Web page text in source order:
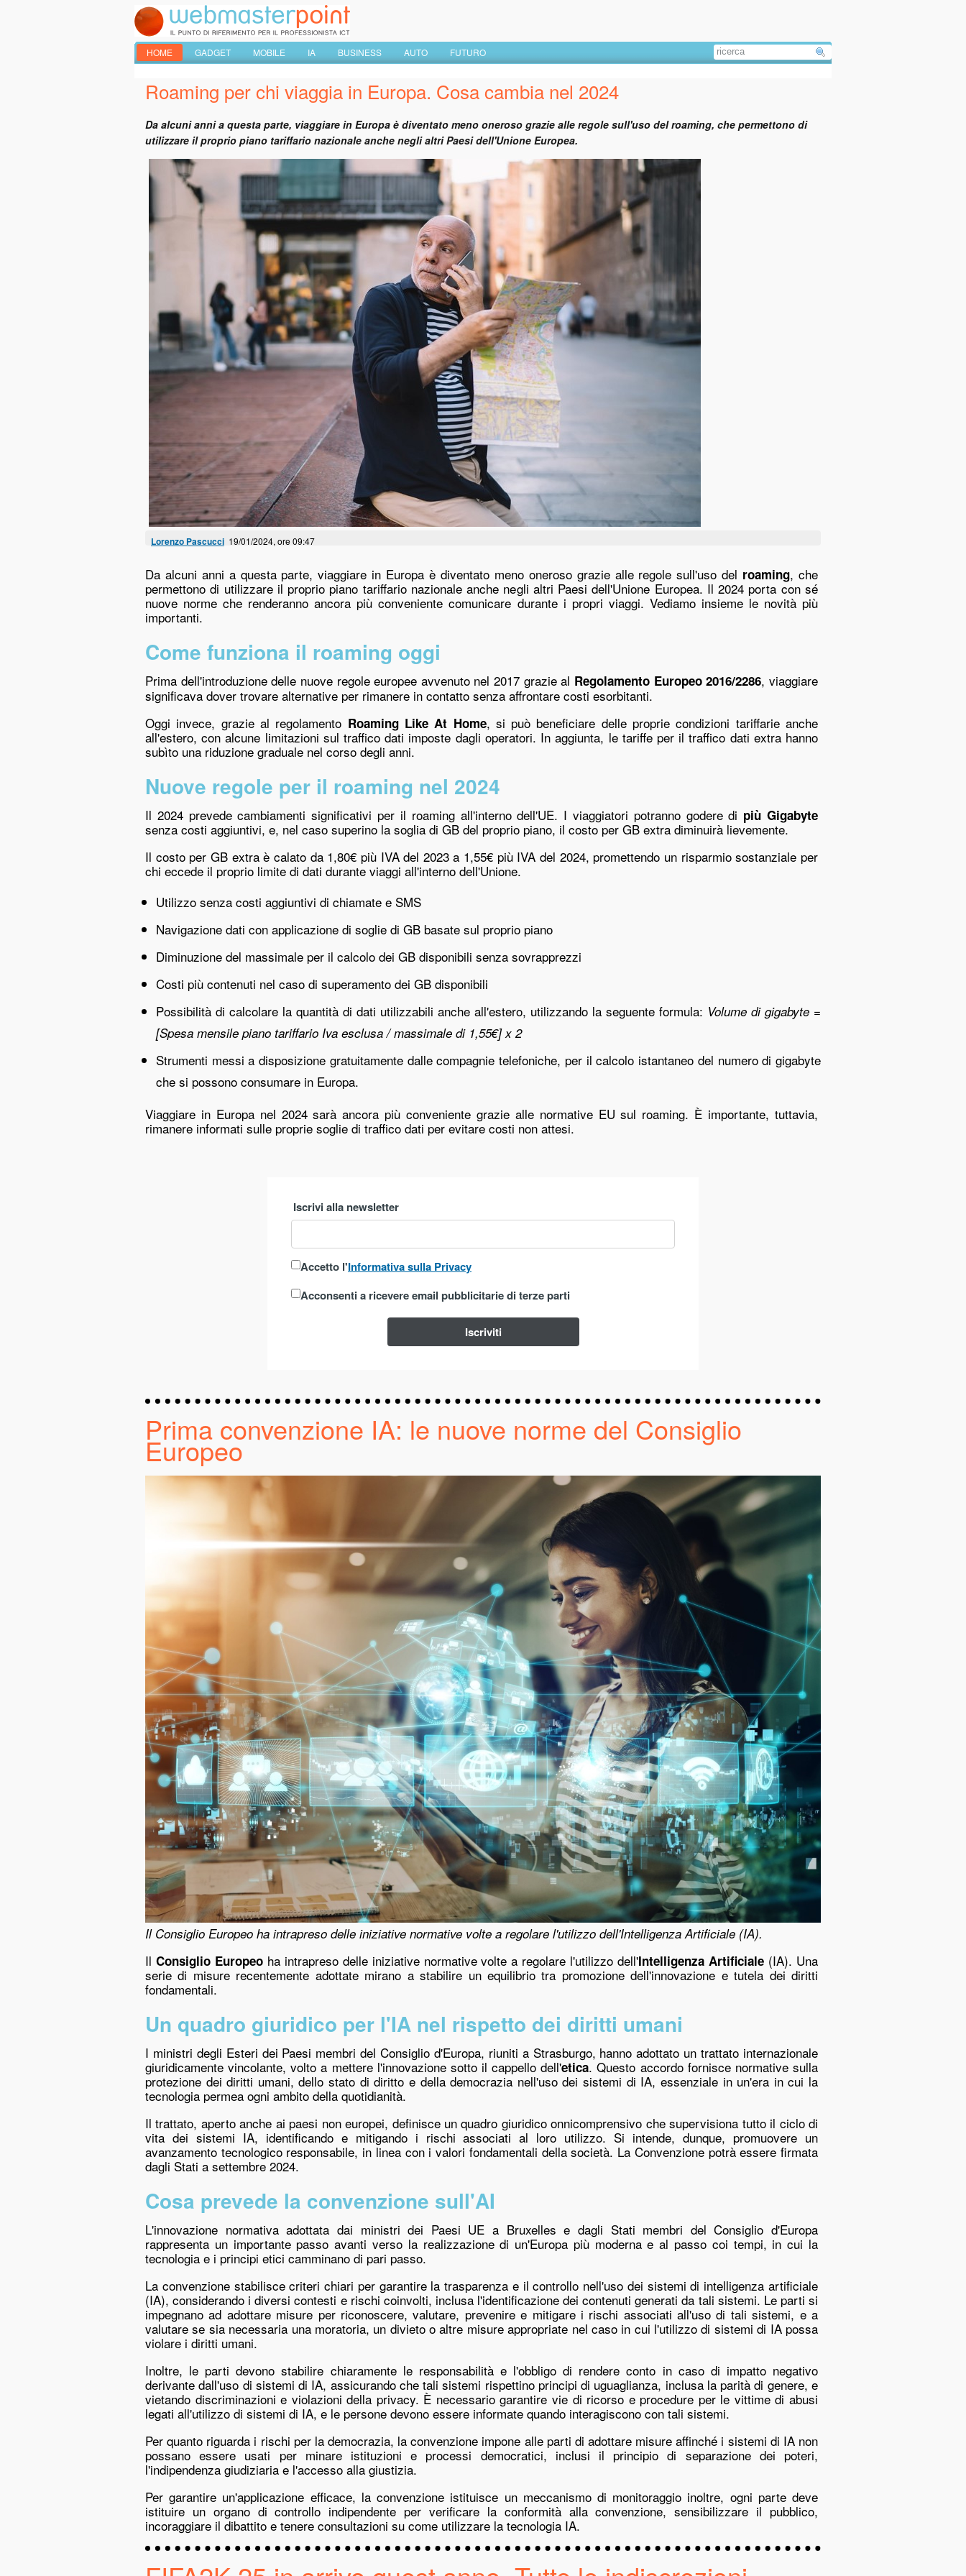
HOME GADGET MOBILE IA BUSINESS AUTO FUTURO
Roaming per chi viaggia in Europa. Cosa cambia nel 2024
Da alcuni anni a questa parte, viaggiare in Europa è diventato meno oneroso grazie alle regole sull'uso del roaming, che permettono di
utilizzare il proprio piano tariffario nazionale anche negli altri Paesi dell'Unione Europea.
Lorenzo Pascucci 19/01/2024, ore 09:47
Da alcuni anni a questa parte, viaggiare in Europa è diventato meno oneroso grazie alle regole sull'uso del roaming, che
permettono di utilizzare il proprio piano tariffario nazionale anche negli altri Paesi dell'Unione Europea. Il 2024 porta con sé
nuove norme che renderanno ancora più conveniente comunicare durante i propri viaggi. Vediamo insieme le novità più
importanti.
Come funziona il roaming oggi
Prima dell'introduzione delle nuove regole europee avvenuto nel 2017 grazie al Regolamento Europeo 2016/2286, viaggiare
significava dover trovare alternative per rimanere in contatto senza affrontare costi esorbitanti.
Oggi invece, grazie al regolamento Roaming Like At Home, si può beneficiare delle proprie condizioni tariffarie anche
all'estero, con alcune limitazioni sul traffico dati imposte dagli operatori. In aggiunta, le tariffe per il traffico dati extra hanno
subìto una riduzione graduale nel corso degli anni.
Nuove regole per il roaming nel 2024
Il 2024 prevede cambiamenti significativi per il roaming all'interno dell'UE. I viaggiatori potranno godere di più Gigabyte
senza costi aggiuntivi, e, nel caso superino la soglia di GB del proprio piano, il costo per GB extra diminuirà lievemente.
Il costo per GB extra è calato da 1,80€ più IVA del 2023 a 1,55€ più IVA del 2024, promettendo un risparmio sostanziale per
chi eccede il proprio limite di dati durante viaggi all'interno dell'Unione.
Utilizzo senza costi aggiuntivi di chiamate e SMS
Navigazione dati con applicazione di soglie di GB basate sul proprio piano
Diminuzione del massimale per il calcolo dei GB disponibili senza sovrapprezzi
Costi più contenuti nel caso di superamento dei GB disponibili
Possibilità di calcolare la quantità di dati utilizzabili anche all'estero, utilizzando la seguente formula: Volume di gigabyte =
[Spesa mensile piano tariffario Iva esclusa / massimale di 1,55€] x 2
Strumenti messi a disposizione gratuitamente dalle compagnie telefoniche, per il calcolo istantaneo del numero di gigabyte
che si possono consumare in Europa.
Viaggiare in Europa nel 2024 sarà ancora più conveniente grazie alle normative EU sul roaming. È importante, tuttavia,
rimanere informati sulle proprie soglie di traffico dati per evitare costi non attesi.
Iscrivi alla newsletter
Accetto l'Informativa sulla Privacy
Acconsenti a ricevere email pubblicitarie di terze parti
Iscriviti
Prima convenzione IA: le nuove norme del Consiglio
Europeo
Il Consiglio Europeo ha intrapreso delle iniziative normative volte a regolare l'utilizzo dell'Intelligenza Artificiale (IA).
Il Consiglio Europeoha intrapreso delle iniziative normative volte a regolare l'utilizzo dell'Intelligenza Artificiale (IA). Una
serie di misure recentemente adottate mirano a stabilire un equilibrio tra promozione dell'innovazione e tutela dei diritti
fondamentali.
Un quadro giuridico per l'IA nel rispetto dei diritti umani
I ministri degli Esteri dei Paesi membri del Consiglio d'Europa, riuniti a Strasburgo, hanno adottato un trattato internazionale
giuridicamente vincolante, volto a mettere l'innovazione sotto il cappello dell'etica. Questo accordo fornisce normative sulla
protezione dei diritti umani, dello stato di diritto e della democrazia nell'uso dei sistemi di IA, essenziale in un'era in cui la
tecnologia permea ogni ambito della quotidianità.
Il trattato, aperto anche ai paesi non europei, definisce un quadro giuridico onnicomprensivo che supervisiona tutto il ciclo di
vita dei sistemi IA, identificando e mitigando i rischi associati al loro utilizzo. Si intende, dunque, promuovere un
avanzamento tecnologico responsabile, in linea con i valori fondamentali della società. La Convenzione potrà essere firmata
dagli Stati a settembre 2024.
Cosa prevede la convenzione sull'AI
L'innovazione normativa adottata dai ministri dei Paesi UE a Bruxelles e dagli Stati membri del Consiglio d'Europa
rappresenta un importante passo avanti verso la realizzazione di un'Europa più moderna e al passo coi tempi, in cui la
tecnologia e i principi etici camminano di pari passo.
La convenzione stabilisce criteri chiari per garantire la trasparenza e il controllo nell'uso dei sistemi di intelligenza artificiale
(IA), considerando i diversi contesti e rischi coinvolti, inclusa l'identificazione dei contenuti generati da tali sistemi. Le parti si
impegnano ad adottare misure per riconoscere, valutare, prevenire e mitigare i rischi associati all'uso di tali sistemi, e a
valutare se sia necessaria una moratoria, un divieto o altre misure appropriate nel caso in cui l'utilizzo di sistemi di IA possa
violare i diritti umani.
Inoltre, le parti devono stabilire chiaramente le responsabilità e l'obbligo di rendere conto in caso di impatto negativo
derivante dall'uso di sistemi di IA, assicurando che tali sistemi rispettino principi di uguaglianza, inclusa la parità di genere, e
vietando discriminazioni e violazioni della privacy. È necessario garantire vie di ricorso e procedure per le vittime di abusi
legati all'utilizzo di sistemi di IA, e le persone devono essere informate quando interagiscono con tali sistemi.
Per quanto riguarda i rischi per la democrazia, la convenzione impone alle parti di adottare misure affinché i sistemi di IA non
possano essere usati per minare istituzioni e processi democratici, inclusi il principio di separazione dei poteri,
l'indipendenza giudiziaria e l'accesso alla giustizia.
Per garantire un'applicazione efficace, la convenzione istituisce un meccanismo di monitoraggio inoltre, ogni parte deve
istituire un organo di controllo indipendente per verificare la conformità alla convenzione, sensibilizzare il pubblico,
incoraggiare il dibattito e tenere consultazioni su come utilizzare la tecnologia IA.